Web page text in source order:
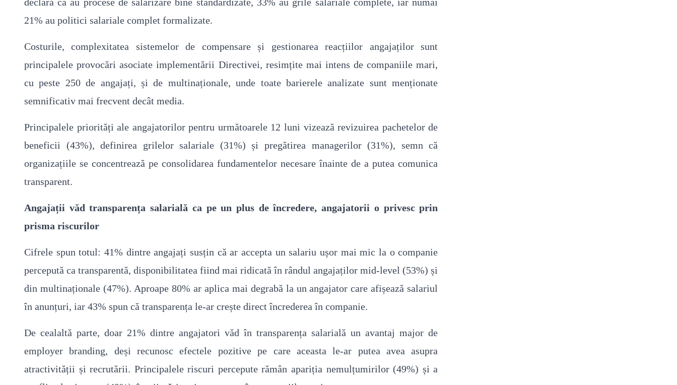
21% au politici salariale complet formalizate.
Costurile, complexitatea sistemelor de compensare și gestionarea reacțiilor angajaților sunt
principalele provocări asociate implementării Directivei, resimțite mai intens de companiile mari,
cu peste 250 de angajați, și de multinaționale, unde toate barierele analizate sunt menționate
semnificativ mai frecvent decât media.
Principalele priorități ale angajatorilor pentru următoarele 12 luni vizează revizuirea pachetelor de
beneficii (43%), definirea grilelor salariale (31%) și pregătirea managerilor (31%), semn că
organizațiile se concentrează pe consolidarea fundamentelor necesare înainte de a putea comunica
transparent.
Angajații văd transparența salarială ca pe un plus de încredere, angajatorii o privesc prin
prisma riscurilor
Cifrele spun totul: 41% dintre angajați susțin că ar accepta un salariu ușor mai mic la o companie
percepută ca transparentă, disponibilitatea fiind mai ridicată în rândul angajaților mid-level (53%) și
din multinaționale (47%). Aproape 80% ar aplica mai degrabă la un angajator care afișează salariul
în anunțuri, iar 43% spun că transparența le-ar crește direct încrederea în companie.
De cealaltă parte, doar 21% dintre angajatori văd în transparența salarială un avantaj major de
employer branding, deși recunosc efectele pozitive pe care aceasta le-ar putea avea asupra
atractivității și recrutării. Principalele riscuri percepute rămân apariția nemulțumirilor (49%) și a